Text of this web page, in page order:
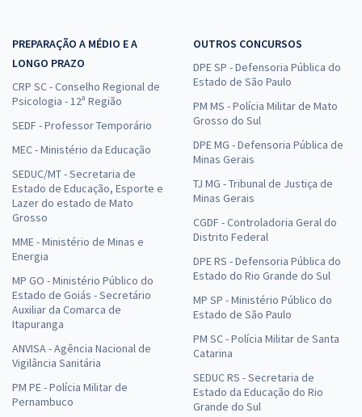
PREPARAÇÃO A MÉDIO E A
LONGO PRAZO
CRP SC - Conselho Regional de
Psicologia - 12ª Região
SEDF - Professor Temporário
MEC - Ministério da Educação
SEDUC/MT - Secretaria de
Estado de Educação, Esporte e
Lazer do estado de Mato
Grosso
MME - Ministério de Minas e
Energia
MP GO - Ministério Público do
Estado de Goiás - Secretário
Auxiliar da Comarca de
Itapuranga
ANVISA - Agência Nacional de
Vigilância Sanitária
PM PE - Polícia Militar de
Pernambuco
OUTROS CONCURSOS
DPE SP - Defensoria Pública do
Estado de São Paulo
PM MS - Polícia Militar de Mato
Grosso do Sul
DPE MG - Defensoria Pública de
Minas Gerais
TJ MG - Tribunal de Justiça de
Minas Gerais
CGDF - Controladoria Geral do
Distrito Federal
DPE RS - Defensoria Pública do
Estado do Rio Grande do Sul
MP SP - Ministério Público do
Estado de São Paulo
PM SC - Polícia Militar de Santa
Catarina
SEDUC RS - Secretaria de
Estado da Educação do Rio
Grande do Sul